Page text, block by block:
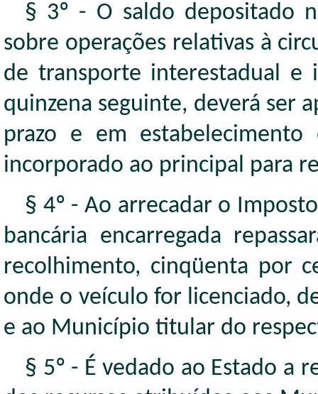
§ 3º - O saldo depositado
sobre operações relativas à
de transporte interestadual e
quinzena seguinte, deverá ser
prazo e em
incorporado ao principal para
§ 4º - Ao arrecadar o
bancária encarregada
recolhimento, cinqüenta por
onde o veículo for licenciado,
e ao Município titular do
§ 5º - É vedado ao Estado a